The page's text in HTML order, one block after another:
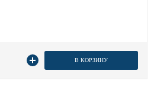
В КОРЗИНУ